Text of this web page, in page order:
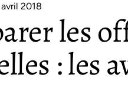
avril 2018
les
: les